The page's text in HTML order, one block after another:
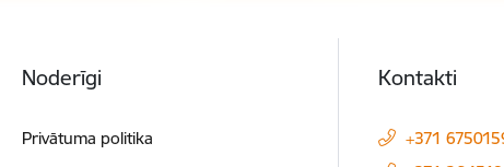
Noderīgi
Privātuma politika
Kontakti
+371